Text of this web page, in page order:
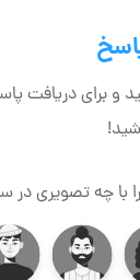
و برای دریافت
با چه تصویری